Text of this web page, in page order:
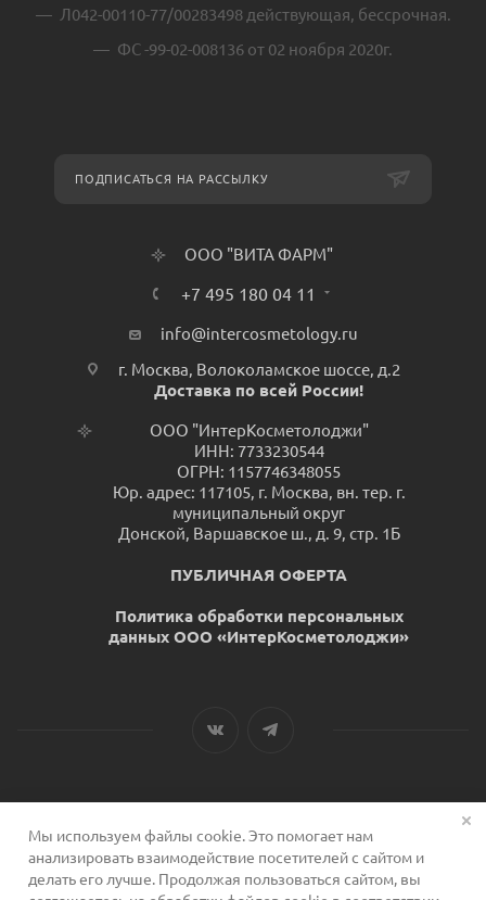
Л042-00110-77/00283498 действующая, бессрочная.
ФС -99-02-008136 от 02 ноября 2020г.
ПОДПИСАТЬСЯ НА РАССЫЛКУ
ООО "ВИТА ФАРМ"
+7 495 180 04 11
info@intercosmetology.ru
г. Москва, Волоколамское шоссе, д.2
Доставка по всей России!
ООО "ИнтерКосметолоджи"
ИНН: 7733230544
ОГРН: 1157746348055
Юр. адрес: 117105, г. Москва, вн. тер. г.
муниципальный округ
Донской, Варшавское ш., д. 9, стр. 1Б
ПУБЛИЧНАЯ ОФЕРТА
Политика обработки персональных
данных ООО «ИнтерКосметолоджи»
2026 © Сервис для косметологов
Мы используем файлы cookie. Это помогает нам
анализировать взаимодействие посетителей с сайтом и
делать его лучше. Продолжая пользоваться сайтом, вы